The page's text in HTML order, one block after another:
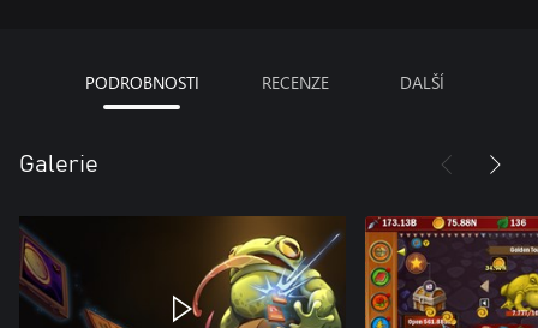
PODROBNOSTI RECENZE DALŠÍ
Galerie